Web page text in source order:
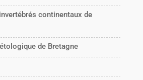
continentaux de
de Bretagne